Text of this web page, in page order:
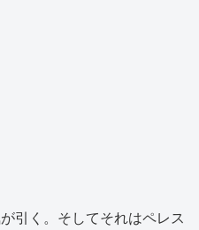
引く。そしてそれはペレス